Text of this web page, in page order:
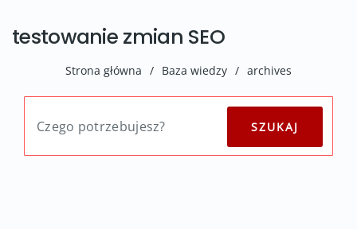
testowanie zmian SEO
Strona główna / Baza wiedzy / archives